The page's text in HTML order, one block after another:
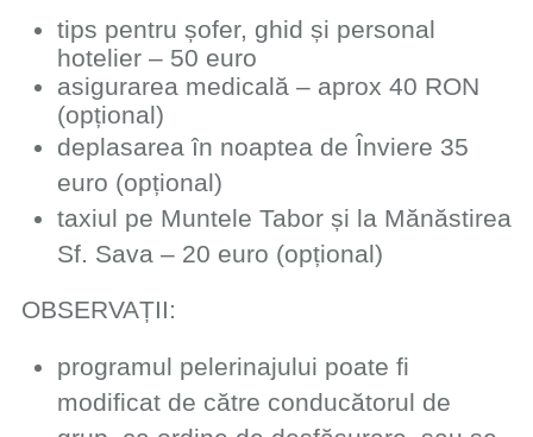
tips pentru șofer, ghid și ​personal
hotelier – 50 euro​
​​asigurarea medicală – aprox 40 RON
(opțional)
​deplasarea în noaptea de Înviere 35
euro (opțional)
​taxiul pe Muntele Tabor și la Mănăstirea
Sf. Sava – 20 euro (opțional)
​OBSERVAȚII:
​​programul pelerinajului poate fi
modificat de către conducătorul de